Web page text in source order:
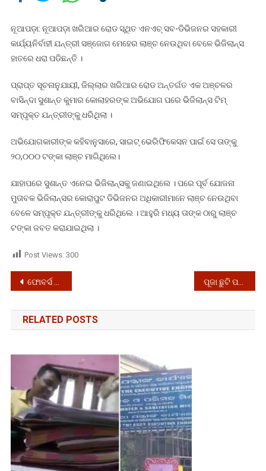
ନୂଆପଡ଼ା: ନୂଆପଡ଼ା ଖରିଆର ରୋଡ ସ୍ଥିତ ଏନଏଚ୍ ସବ-ଡିଭିଜନର ସହକାରୀ
କାର୍ଯ୍ୟନିର୍ବାହୀ ଯନ୍ତ୍ରୀ ସଞ୍ଜୋଗ ମେହେର ଲାଞ୍ଚ ନେଉଥିବା ବେଳେ ଭିଜିଲାନ୍ସ
ହାତରେ ଧରା ପଡିଛନ୍ତି ।
ପ୍ରାପ୍ତ ସୂଚନାନୁଯାୟୀ, ଜିଲ୍ଲାର ଖରିଆର ରୋଡ ଅନ୍ତର୍ଗତ ଏକ ଅଞ୍ଚଳର
ବାସିନ୍ଦା ସୁଶାନ୍ତ କୁମାର କୋଲାହରଙ୍କ ଅଭିଯୋଗ ପରେ ଭିଜିଲାନ୍ସ ଟିମ୍
ସମ୍ପୃକ୍ତ ଯନ୍ତ୍ରୀଙ୍କୁ ଧରିଥିଲା ।
ଅଭିଯୋଗକାରୀଙ୍କ କହିବାନୁସାରେ, ସାଇଟ୍ ଭେରିଫିକେସନ ପାଇଁ ସେ ତାଙ୍କୁ
୨୦,୦୦୦ ଟଙ୍କା ଲାଞ୍ଚ ମାଗିଥିଲେ।
ଯାହାପରେ ସୁଶାନ୍ତ ଏନେଇ ଭିଜିଲାନ୍ସକୁ ଜଣାଇଥିଲେ । ପରେ ପୂର୍ବ ଯୋଜନା
ମୁତାବକ ଭିଜିଲାନ୍ସର କୋରାପୁଟ ଡିଭିଜନର ଅଧିକାରୀମାନେ ଲାଞ୍ଚ ନେଉଥିବା
ବେଳେ ସମ୍ପୃକ୍ତ ଯନ୍ତ୍ରୀଙ୍କୁ ଧରିଥିଲେ । ଆହୁରି ମଧ୍ୟ ତାଙ୍କ ଠାରୁ ଲାଞ୍ଚ
ଟଙ୍କା ଜବତ କରାଯାଇଥିଲା ।
Post Views: 300
Post
navigation
ଫୋବର୍ସ ଧନୀ ତାଲିକାରେ ମୁକେଶ ଅମ୍ବାନି ପ୍ରଥମ
RELATED POSTS